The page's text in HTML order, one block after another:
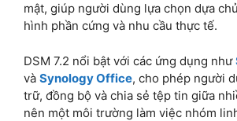
mật, giúp người dùng lựa chọn dựa
hình phần cứng và nhu cầu thực tế.
DSM 7.2 nổi bật với các ứng dụng như
và Synology Office, cho phép người
trữ, đồng bộ và chia sẻ tệp tin giữa
nên một môi trường làm việc nhóm